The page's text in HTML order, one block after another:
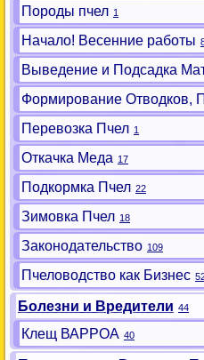
Породы пчел 1
Начало! Весенние работы
Выведение и Подсадка
Формирование Отводков,
Перевозка Пчел 1
Откачка Меда 17
Подкормка Пчел 22
Зимовка Пчел 18
Законодательство 109
Пчеловодство как Бизнес
Болезни и Вредители 44
Клещ ВАРРОА 40